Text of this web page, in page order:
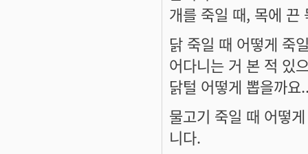
개를 죽일 때, 목에 끈
닭 죽일 때 어떻게 죽
어다니는 거 본 적 있
닭털 어떻게 뽑을까
물고기 죽일 때 어떻
니다.